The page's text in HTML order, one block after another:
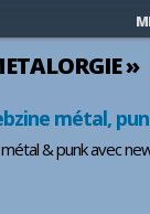
»
métal,
& punk avec